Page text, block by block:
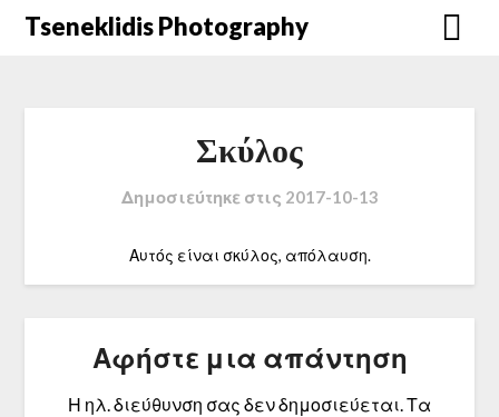
Μετάβαση
Tseneklidis Photography
Σκύλος
Δημοσιεύτηκε στις 2017-10-13
Αυτός είναι σκύλος, απόλαυση.
Αφήστε μια απάντηση
Η ηλ. διεύθυνση σας δεν δημοσιεύεται.Τα